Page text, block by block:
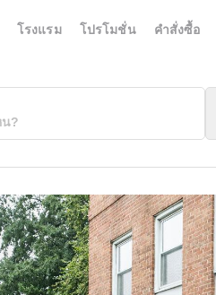
โรงแรม โปรโมชั่น คำสั่งซื้อ